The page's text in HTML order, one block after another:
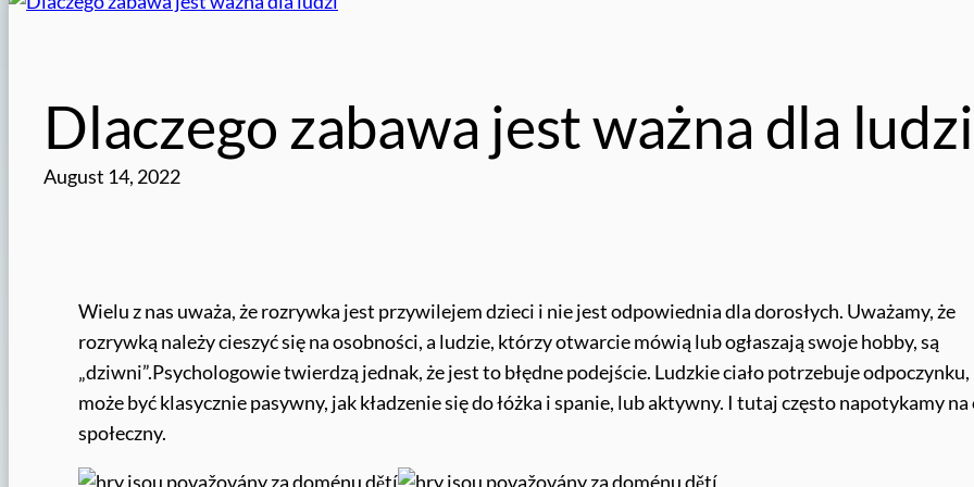
Dlaczego zabawa jest ważna dla ludzi
August 14, 2022
Wielu z nas uważa, że rozrywka jest przywilejem dzieci i nie jest odpowiednia dla dorosłych. Uważamy, że
rozrywką należy cieszyć się na osobności, a ludzie, którzy otwarcie mówią lub ogłaszają swoje hobby, są
„dziwni”.Psychologowie twierdzą jednak, że jest to błędne podejście. Ludzkie ciało potrzebuje
może być klasycznie pasywny, jak kładzenie się do łóżka i spanie, lub aktywny. I tutaj często napotykamy
społeczny.